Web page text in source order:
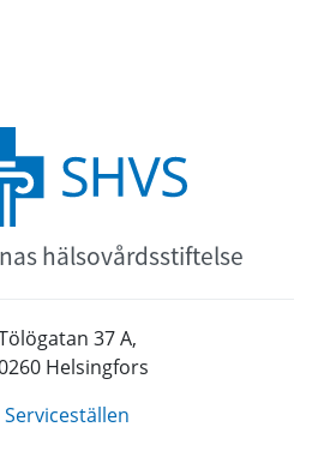
hälsovårdsstiftelse
37 A,
Helsingfors
Serviceställen